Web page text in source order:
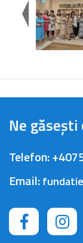
Ne găsești
Telefon:
Email: